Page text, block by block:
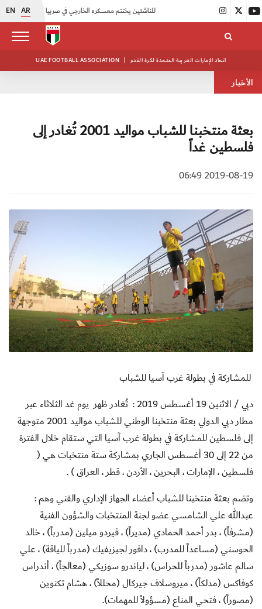
EN AR اتحاد الكرة يُنظم ورشة عمل للمراقبين المعتمدين |
UAE FOOTBALL ASSOCIATION | اتحاد الإمارات العربية المتحدة لكرة القدم
الأخبار
بعثة منتخبنا للشباب مواليد 2001 تُغادر إلى
فلسطين غداً
2019-08-19 06:49
للمشاركة في بطولة غرب آسيا للشباب
دبي / الاثنين 19 أغسطس 2019 : تُغادر ظهر
يوم غد الثلاثاء عبر
مطار دبي الدولي بعثة منتخبنا الوطني للشباب مواليد 2001 متوجهة
إلى فلسطين للمشاركة في بطولة غرب آسيا التي ستقام خلال الفترة
من 22 إلى 30 أغسطس الجاري بمشاركة ستة منتخبات هي (
فلسطين ، الإمارات ، البحرين ، الأردن ، قطر ، العراق ) .
وتضم بعثة منتخبنا للشباب أعضاء الجهاز الإداري والفني وهم :
عبدالله علي الشامسي عضو لجنة المنتخبات والشؤون الفنية
(مشرفاً) ، بدر أحمد الحمادي (مديراً) ، فيردو ميلين (مدرباً) ، خالد
الحوسني (مساعداً للمدرب) ، دافور لجيزيفيك (مدرباً للياقة) ، علي
سالم عاشور (مدرباً للحراس) ، لياندرو سوزيكي (معالجاً) ، أندراس
كوفاكس (مدلكاً) ، ميروسلاف جيركال (محللاً) ، هشام تكنوين
(مصوراً) ، فتحي المناع (مسؤولاً للمهمات).